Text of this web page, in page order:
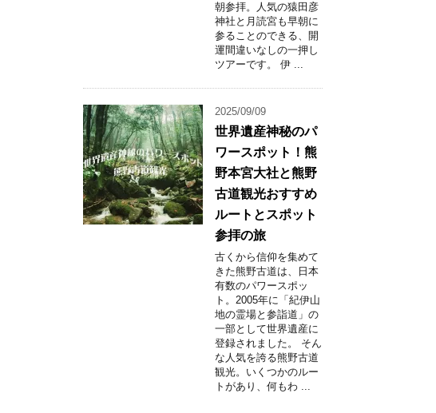
朝参拝。人気の猿田彦
神社と月読宮も早朝に
参ることのできる、開
運間違いなしの一押し
ツアーです。 伊 ...
2025/09/09
世界遺産神秘のパ
ワースポット！熊
野本宮大社と熊野
古道観光おすすめ
ルートとスポット
参拝の旅
古くから信仰を集めて
きた熊野古道は、日本
有数のパワースポッ
ト。2005年に「紀伊山
地の霊場と参詣道」の
一部として世界遺産に
登録されました。 そん
な人気を誇る熊野古道
観光。いくつかのルー
トがあり、何もわ ...